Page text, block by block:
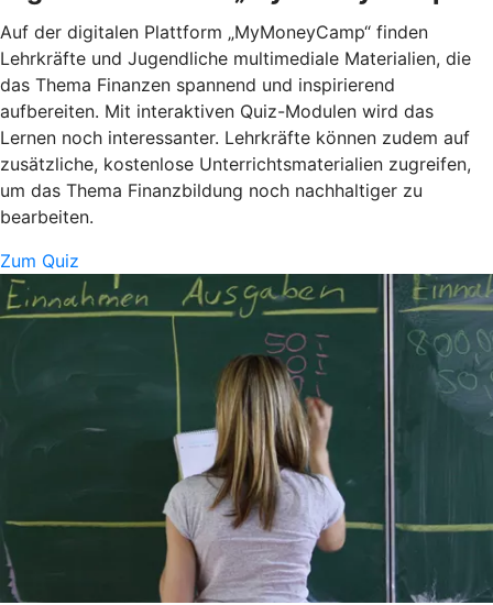
Auf der digitalen Plattform „MyMoneyCamp“ finden
Lehrkräfte und Jugendliche multimediale Materialien, die
das Thema Finanzen spannend und inspirierend
aufbereiten. Mit interaktiven Quiz-Modulen wird das
Lernen noch interessanter. Lehrkräfte können zudem auf
zusätzliche, kostenlose Unterrichtsmaterialien zugreifen,
um das Thema Finanzbildung noch nachhaltiger zu
bearbeiten.
Zum Quiz